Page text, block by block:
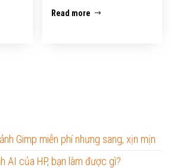
Read more
Gimp miễn phí nhưng sang, xịn mịn
AI của HP, bạn làm được gì?